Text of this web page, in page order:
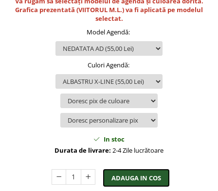
Grafica prezentată (VIITORUL M.L.) va fi aplicată pe modelul
selectat.
Model Agendă:
Culori Agendă:
In stoc
Durata de livrare: 2-4 Zile lucrătoare
ADAUGA IN COS